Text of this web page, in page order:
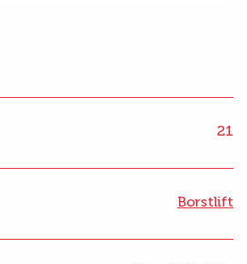
21
Borstlift